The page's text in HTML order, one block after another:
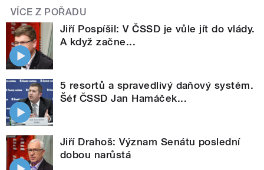
VÍCE Z POŘADU
Jiří Pospíšil: V ČSSD je vůle jít do vlády.
A když začne...
5 resortů a spravedlivý daňový systém.
Šéf ČSSD Jan Hamáček...
Jiří Drahoš: Význam Senátu poslední
dobou narůstá